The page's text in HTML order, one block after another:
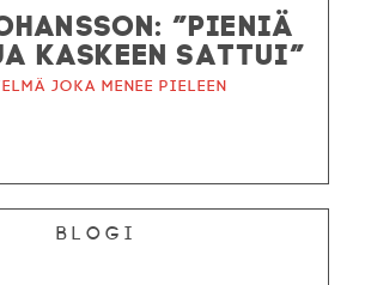
”PIENIÄ
KASKEEN SATTUI”
joka menee pieleen
Blogi